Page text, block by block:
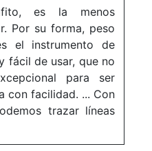
es la menos
Por su forma, peso
el instrumento de
fácil de usar, que no
para ser
con facilidad. ... Con
trazar líneas